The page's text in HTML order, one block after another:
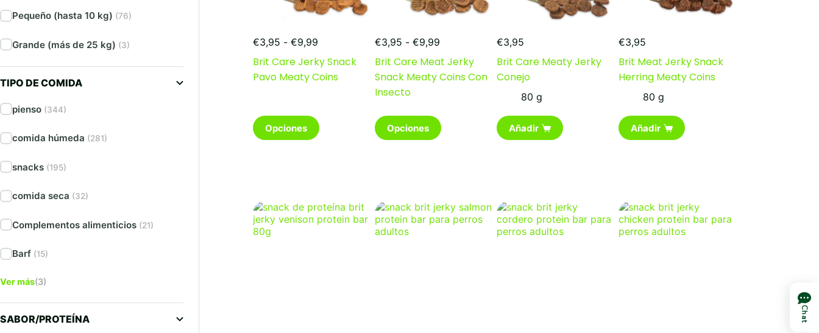
€3,95 - €9,99Rango
precios:
desde
Brit Care Jerky Snack
Pavo Meaty Coins
Opciones
Este
producto
se
pueden
elegir
€3,95 - €9,99Rango
precios:
desde
Brit Care Meat Jerky
Snack Meaty Coins Con
Insecto
Opciones
Este
producto
se
pueden
elegir
€3,95
Brit Care Meaty Jerky
Conejo
80 g
Añadir
€3,95
Brit Meat Jerky Snack
Herring Meaty Coins
80 g
Añadir
Pequeño (hasta 10 kg) (76)
Grande (más de 25 kg) (3)
TIPO DE COMIDA
pienso (344)
comida húmeda (281)
snacks (195)
comida seca (32)
Complementos alimenticios (21)
Barf (15)
Ver más(3)
SABOR/PROTEÍNA Chat